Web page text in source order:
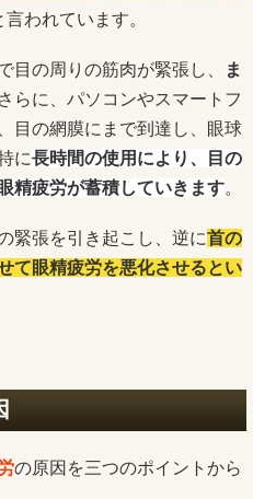
言われています。
目の周りの筋肉が緊張し、
ま
らに、パソコンやスマートフ
目の網膜にまで到達し、眼球
に長時間の使用により、目の
精疲労が蓄積していきます。
緊張を引き起こし、逆に首の
て眼精疲労を悪化させるとい
の原因を三つのポイントから